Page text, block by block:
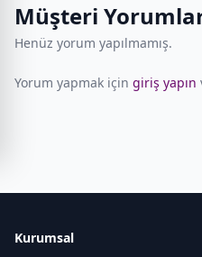
Müşteri
Henüz yorum yapılmamış.
Yorum yapmak için giriş yapın
Kurumsal